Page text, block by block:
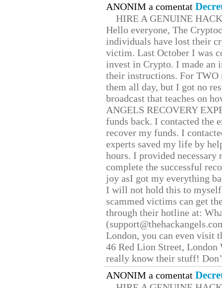
ANONIM a comentat
HIRE A GENUINE
Hello everyone, The
individuals have lost their
victim. Last October I was
invest in Crypto. I made
their instructions. For TWO
them all day, but I got no
broadcast that teaches on
ANGELS RECOVERY
funds back. I contacted the
recover my funds. I
experts saved my life by
hours. I provided
complete the successful
joy asI got my everything
I will not hold this to
scammed victims can get
through their hotline at:
London, you can even visit
46 Red Lion Street, London
really know their stuff!
ANONIM a comentat